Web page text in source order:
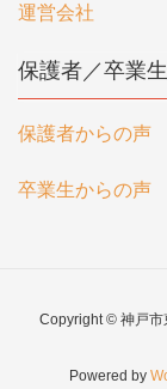
運営会社
保護者／卒業
保護者からの声
卒業生からの声
Copyright © 神戸
Powered by